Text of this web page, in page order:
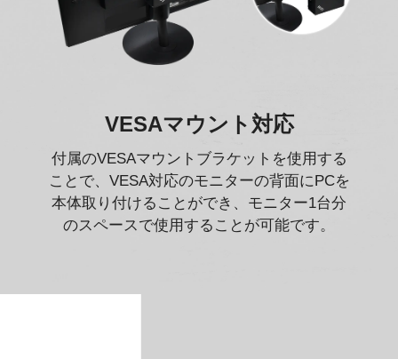
VESAマウント対応
付属のVESAマウントブラケットを使用する
ことで、VESA対応のモニターの背面にPCを
本体取り付けることができ、モニター1台分
のスペースで使用することが可能です。